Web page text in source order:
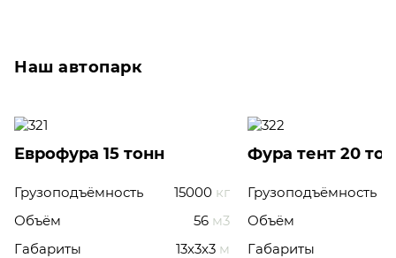
Наш автопарк
Еврофура 15 тонн
Грузоподъёмность 15000 кг
Объём
56 м3
Габариты
13x3x3 м
Фура тент 20
Грузоподъёмность
Объём
Габариты